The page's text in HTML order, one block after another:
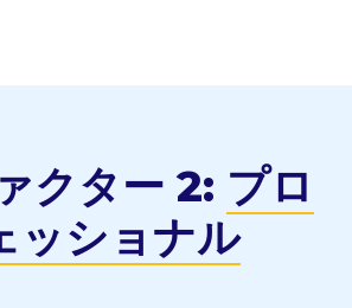
クター 2: プロ
ッショナル